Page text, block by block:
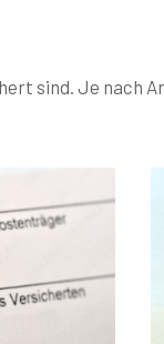
sind. Je nach